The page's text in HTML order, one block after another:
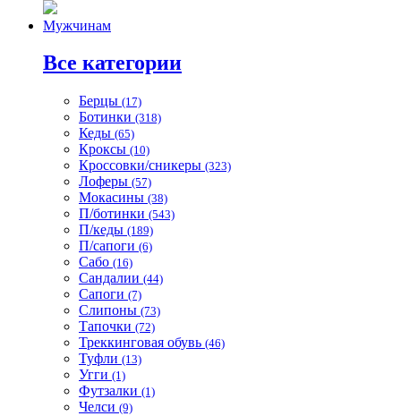
Мужчинам
Все категории
Берцы (17)
Ботинки (318)
Кеды (65)
Кроксы (10)
Кроссовки/сникеры (323)
Лоферы (57)
Мокасины (38)
П/ботинки (543)
П/кеды (189)
П/сапоги (6)
Сабо (16)
Сандалии (44)
Сапоги (7)
Слипоны (73)
Тапочки (72)
Треккинговая обувь (46)
Туфли (13)
Угги (1)
Футзалки (1)
Челси (9)